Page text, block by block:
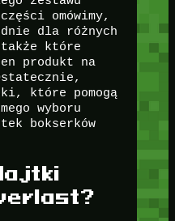
omówimy,
dla różnych
które
produkt na
które pomogą
wyboru
bokserków